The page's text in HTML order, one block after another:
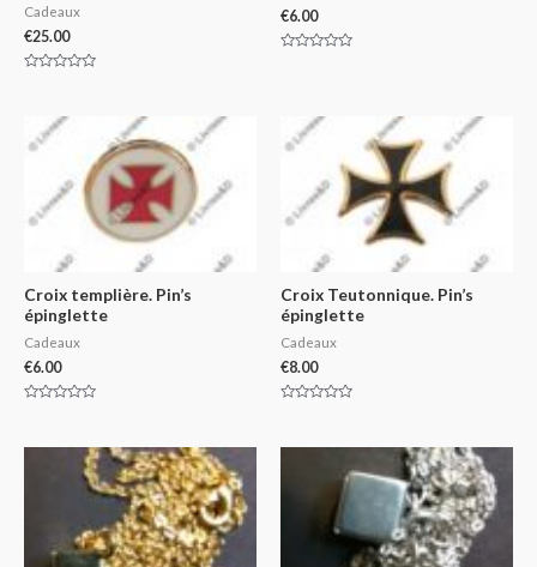
Cadeaux
€25.00
€6.00
Croix templière. Pin’s
épinglette
Cadeaux
€6.00
of
Croix Teutonnique. Pin’s
épinglette
Cadeaux
€8.00
of